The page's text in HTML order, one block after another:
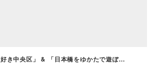
き中央区」 & 「日本橋をゆかたで遊ぼ…